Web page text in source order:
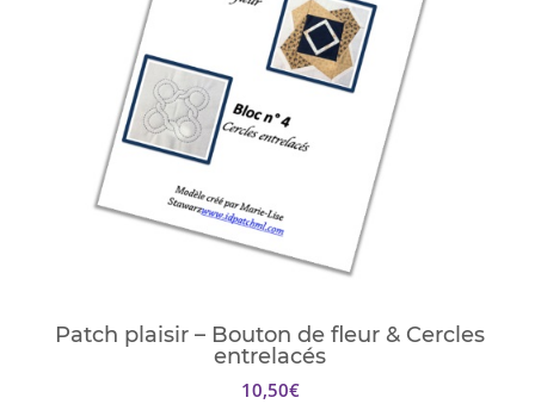
Patch plaisir – Bouton de fleur & Cercles
entrelacés
10,50€